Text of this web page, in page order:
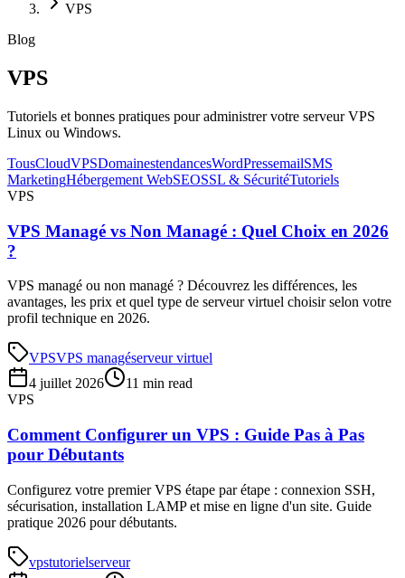
VPS
Blog
VPS
Tutoriels et bonnes pratiques pour administrer votre serveur VPS
Linux ou Windows.
TousCloudVPSDomainestendancesWordPressemailSMS
MarketingHébergement WebSEOSSL & SécuritéTutoriels
VPS
VPS Managé vs Non Managé : Quel Choix en 2026
?
VPS managé ou non managé ? Découvrez les différences, les
avantages, les prix et quel type de serveur virtuel choisir selon votre
profil technique en 2026.
VPSVPS managéserveur virtuel
4 juillet 2026
11 min read
VPS
Comment Configurer un VPS : Guide Pas à Pas
pour Débutants
Configurez votre premier VPS étape par étape : connexion SSH,
sécurisation, installation LAMP et mise en ligne d'un site. Guide
pratique 2026 pour débutants.
vpstutorielserveur